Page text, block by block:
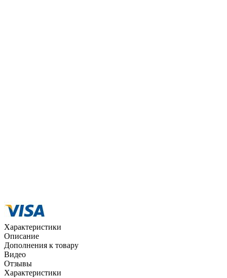
Характеристики
Описание
Дополнения к товару
Видео
Отзывы
Характеристики